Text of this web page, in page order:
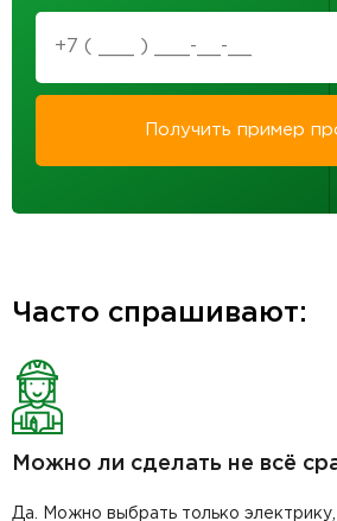
Получить пример
Часто спрашивают:
Можно ли сделать не всё
Да. Можно выбрать только электрику,